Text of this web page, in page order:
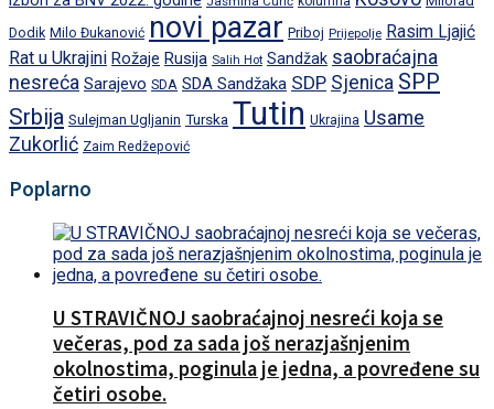
Dodik Milo Đukanović novi pazar Priboj Prijepolje Rasim Ljajić
Rat u Ukrajini Rožaje Rusija Salih Hot Sandžak saobraćajna
nesreća Sarajevo SDA SDA Sandžaka SDP Sjenica SPP
Srbija Sulejman Ugljanin Turska Tutin Ukrajina Usame
Zukorlić Zaim Redžepović
Poplarno
U STRAVIČNOJ saobraćajnoj nesreći koja se
večeras, pod za sada još nerazjašnjenim
okolnostima, poginula je jedna, a povređene su
četiri osobe.